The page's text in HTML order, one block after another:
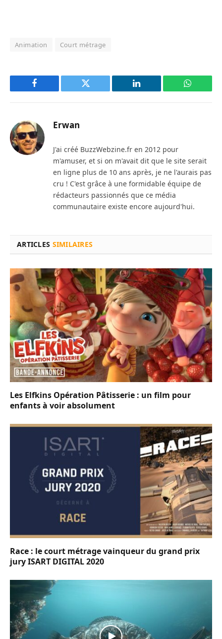
Animation Court métrage
Facebook Twitter LinkedIn
Erwan
J'ai créé BuzzWebzine.fr en 2012 pour
m'amuser, et si on m'avait dit que le site serait
en ligne plus de 10 ans après, je ne l'aurais pas
cru ! C'est grâce à une formidable équipe de
rédacteurs passionnés que ce média
communautaire existe encore aujourd'hui.
ARTICLES SIMILAIRES
Les Elfkins Opération Pâtisserie : un film pour
enfants à voir absolument
Race : le court métrage vainqueur du grand prix
jury ISART DIGITAL 2020